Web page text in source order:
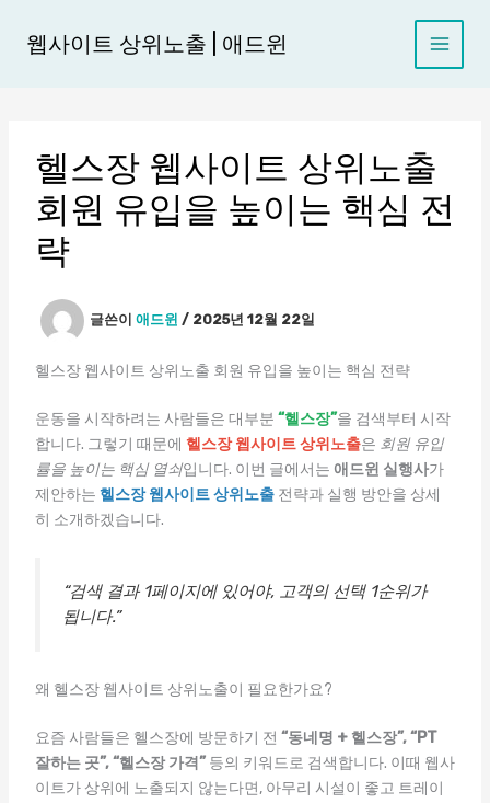
웹사이트 상위노출 | 애드윈
헬스장 웹사이트 상위노출
회원 유입을 높이는 핵심 전
략
글쓴이 애드윈 / 2025년 12월 22일
헬스장 웹사이트 상위노출 회원 유입을 높이는 핵심 전략
운동을 시작하려는 사람들은 대부분 “헬스장”을 검색부터 시작
합니다. 그렇기 때문에 헬스장 웹사이트 상위노출은 회원 유입
률을 높이는 핵심 열쇠입니다. 이번 글에서는 애드윈 실행사가
제안하는 헬스장 웹사이트 상위노출전략과 실행 방안을 상세
히 소개하겠습니다.
“검색 결과 1페이지에 있어야, 고객의 선택 1순위가
됩니다.”
왜 헬스장 웹사이트 상위노출이 필요한가요?
요즘 사람들은 헬스장에 방문하기 전 “동네명 + 헬스장”, “PT
잘하는 곳”, “헬스장 가격”등의 키워드로 검색합니다. 이때 웹사
이트가 상위에 노출되지 않는다면, 아무리 시설이 좋고 트레이